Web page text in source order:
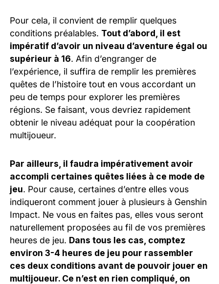
Pour cela, il convient de remplir quelques
conditions préalables. Tout d’abord, il est
impératif d’avoir un niveau d’aventure égal ou
supérieur à 16. Afin d’engranger de
l’expérience, il suffira de remplir les premières
quêtes de l’histoire tout en vous accordant un
peu de temps pour explorer les premières
régions. Se faisant, vous devriez rapidement
obtenir le niveau adéquat pour la coopération
multijoueur.
Par ailleurs, il faudra impérativement avoir
accompli certaines quêtes liées à ce mode de
jeu. Pour cause, certaines d’entre elles vous
indiqueront comment jouer à plusieurs à Genshin
Impact. Ne vous en faites pas, elles vous seront
naturellement proposées au fil de vos premières
heures de jeu. Dans tous les cas, comptez
environ 3-4 heures de jeu pour rassembler
ces deux conditions avant de pouvoir jouer en
multijoueur. Ce n’est en rien compliqué, on